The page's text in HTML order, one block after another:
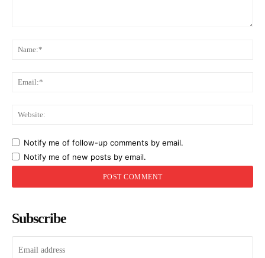
Notify me of follow-up comments by email.
Notify me of new posts by email.
Subscribe